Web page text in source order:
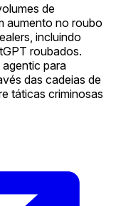
de
aumento no roubo
incluindo
roubados.
para
das cadeias de
táticas criminosas